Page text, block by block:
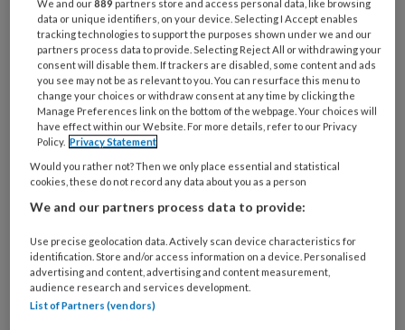
Al een account of abonnement?Log dan in
Wat
is
je
e-
* *
Kies
je
wachtwoord* *
Kies
je
functie *
Bij
welke
We and our889 partners store and access personal data, like browsing
data or unique identifiers, on your device. Selecting I Accept enables
tracking technologies to support the purposes shown under we and our
partners process data to provide. Selecting Reject All or withdrawing your
consent will disable them. If trackers are disabled, some content and ads
you see may not be as relevant to you. You can resurface this menu to
change your choices or withdraw consent at any time by clicking the
Manage Preferences link on the bottom of the webpage. Your choices will
have effect within our Website. For more details, refer to our Privacy
Policy. Privacy Statement
Would you rather not? Then we only place essential and statistical
cookies, these do not record any data about you as a person
We and our partners process data to provide:
Use precise geolocation data. Actively scan device characteristics for
identification. Store and/or access information on a device. Personalised
advertising and content, advertising and content measurement,
audience research and services development.
List of Partners (vendors)